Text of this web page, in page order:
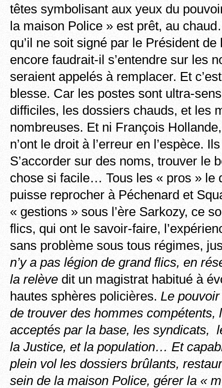
têtes symbolisant aux yeux du
la maison Police » est prêt, au
qu’il ne soit signé par le Président
encore faudrait-il s’entendre sur les
seraient appelés à remplacer. Et
blesse. Car les postes sont ultra-
difficiles, les dossiers chauds, et les
nombreuses. Et ni François
n’ont le droit à l’erreur en l’espèce.
S’accorder sur des noms, trouver le
chose si facile… Tous les « pros » le
puisse reprocher à Péchenard et
« gestions » sous l’ère Sarkozy, ce
flics, qui ont le savoir-faire,
sans problème sous tous régimes,
n’y a pas légion de grand flics, en
la relève dit un magistrat habitué à
hautes sphères policières. Le
de trouver des hommes compétents,
acceptés par la base, les syndicats,
la Justice, et la population… Et
plein vol les dossiers brûlants,
sein de la maison Police, gérer la «